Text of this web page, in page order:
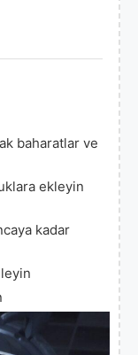
baharatlar ve
ekleyin
kadar